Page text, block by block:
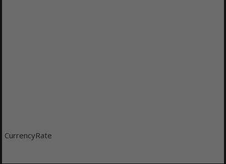
CurrencyRate